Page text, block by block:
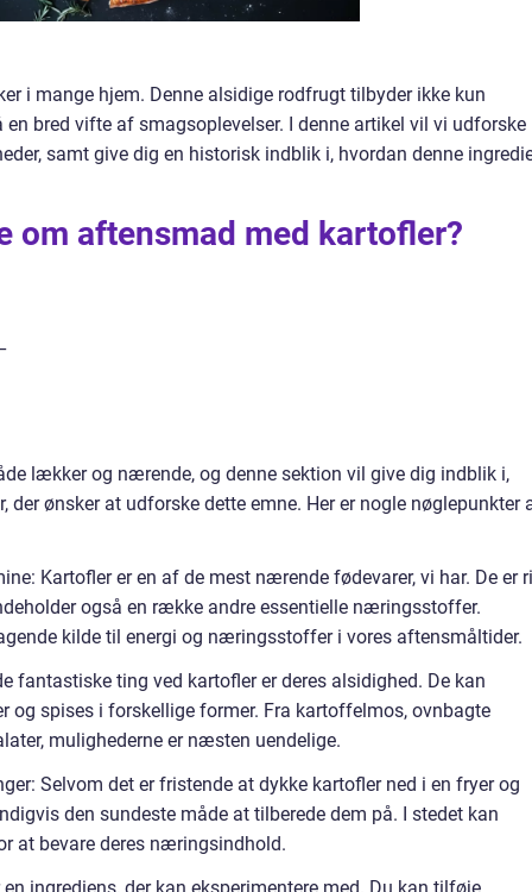
i mange hjem. Denne alsidige rodfrugt tilbyder ikke kun
bred vifte af smagsoplevelser. I denne artikel vil vi udforske
samt give dig en historisk indblik i, hvordan denne
om aftensmad med kartofler?
lækker og nærende, og denne sektion vil give dig indblik i,
der ønsker at udforske dette emne. Her er nogle nøglepunkter
Kartofler er en af de mest nærende fødevarer, vi har. De er
også en række andre essentielle næringsstoffer.
kilde til energi og næringsstoffer i vores aftensmåltider.
fantastiske ting ved kartofler er deres alsidighed. De kan
og spises i forskellige former. Fra kartoffelmos, ovnbagte
mulighederne er næsten uendelige.
Selvom det er fristende at dykke kartofler ned i en fryer og
den sundeste måde at tilberede dem på. I stedet kan
at bevare deres næringsindhold.